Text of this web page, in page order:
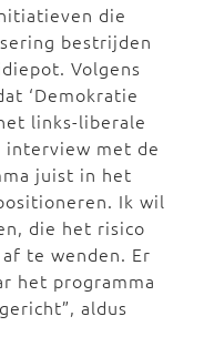
die
bestrijden
Volgens
‘Demokratie
links-liberale
interview met de
juist in het
Ik wil
die het risico
te wenden. Er
het programma
aldus